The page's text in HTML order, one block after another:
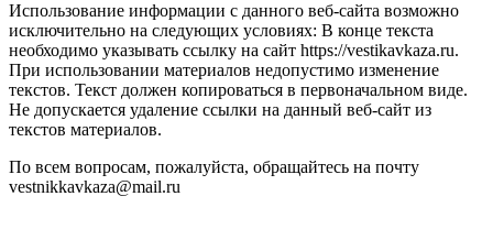
Использование информации с данного веб-сайта возможно
исключительно на следующих условиях: В конце текста
необходимо указывать ссылку на сайт https://vestikavkaza.ru.
При использовании материалов недопустимо изменение
текстов. Текст должен копироваться в первоначальном виде.
Не допускается удаление ссылки на данный веб-сайт из
текстов материалов.
По всем вопросам, пожалуйста, обращайтесь на почту
vestnikkavkaza@mail.ru